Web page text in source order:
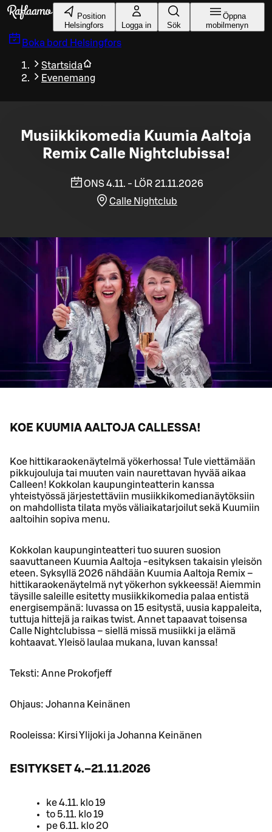
Gå till huvudinnehållet
Position
Helsingfors
Logga in Sök
Öppna
mobilmenyn
Boka bord Helsingfors
Startsida
Evenemang
Musiikkikomedia Kuumia Aaltoja
Remix Calle Nightclubissa!
ONS 4.11. - LÖR 21.11.2026
Calle Nightclub
KOE KUUMIA AALTOJA CALLESSA!
Koe hittikaraokenäytelmä yökerhossa! Tule viettämään
pikkujouluja tai muuten vain naurettavan hyvää aikaa
Calleen! Kokkolan kaupunginteatterin kanssa
yhteistyössä järjestettäviin musiikkikomedianäytöksiin
on mahdollista tilata myös väliaikatarjoilut sekä Kuumiin
aaltoihin sopiva menu.
Kokkolan kaupunginteatteri tuo suuren suosion
saavuttaneen Kuumia Aaltoja -esityksen takaisin yleisön
eteen. Syksyllä 2026 nähdään Kuumia Aaltoja Remix –
hittikaraokenäytelmä nyt yökerhon sykkeessä! Aiemmin
täysille saleille esitetty musiikkikomedia palaa entistä
energisempänä: luvassa on 15 esitystä, uusia kappaleita,
tuttuja hittejä ja raikas twist. Annet tapaavat toisensa
Calle Nightclubissa – siellä missä musiikki ja elämä
kohtaavat. Yleisö laulaa mukana, luvan kanssa!
Teksti: Anne Prokofjeff
Ohjaus: Johanna Keinänen
Rooleissa: Kirsi Ylijoki ja Johanna Keinänen
ESITYKSET 4.–21.11.2026
ke 4.11. klo 19
to 5.11. klo 19
pe 6.11. klo 20